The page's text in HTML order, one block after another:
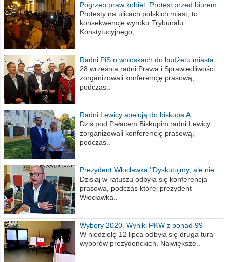
Pogrzeb praw kobiet. Protest przed biurem
poselskim PiS
Protesty na ulicach polskich miast, to
konsekwencje wyroku Trybunału
Konstytucyjnego,..
Radni PiS o wnioskach do budżetu miasta
na 2021 rok
28 września radni Prawa i Sprawiedliwości
zorganizowali konferencję prasową,
podczas..
Radni Lewicy apelują do biskupa A.
Wiesława Meringa
Dziś pod Pałacem Biskupim radni Lewicy
zorganizowali konferencję prasową,
podczas..
Prezydent Włocławka:"Dyskutujmy, ale nie
obrażajmy się”
Dzisiaj w ratuszu odbyła się konferencja
prasowa, podczas której prezydent
Włocławka..
Wybory 2020. Wyniki PKW z ponad 99
procent obwodów
W niedzielę 12 lipca odbyła się druga tura
wyborów prezydenckich. Największe..